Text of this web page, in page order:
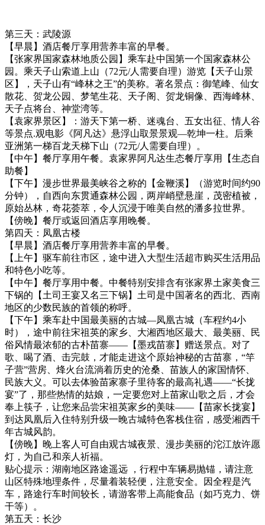
第三天：武陵源
【早晨】酒店餐厅享用营养丰富的早餐。
【张家界国家森林地质公园】乘车赴中国第一个国家森林公
园。乘天子山索道上山（72元/人需要自理）游览【天子山景
区】，天子山有“峰林之王”的美称。著名景点：御笔峰、仙女
散花、贺龙公园、梦笔生花、天子阁、贺龙铜像、西海峰林、
天子点将台、神堂湾等。
【袁家界景区】：游天下第一桥、迷魂台、五女出征、情人谷
等景点.观电影《阿凡达》悬浮山取景景观—乾坤一柱。后乘
亚洲第一梯百龙天梯下山（72元/人需要自理）。
【中午】餐厅享用午餐。袁家界阿凡达生态餐厅享用【生态自
助餐】
【下午】漫步世界最美峡谷之称的【金鞭溪】（游览时间约90
分钟），自西向东贯通森林公园，两岸峭壁悬崖，茂密植被，
原始丛林，奇花荟萃，令人沉浸于唯美自然的潘多拉世界。
【傍晚】餐厅或返回酒店享用晚餐。
第四天：凤凰古楼
【早晨】酒店餐厅享用营养丰富的早餐。
【上午】驱车前往市区，途中进入大型生活超市购买生活用品
和特色小吃等。
【中午】餐厅享用中餐。中餐特别安排含有张家界土家美食三
下锅的【土司王宴又名三下锅】土司是中国著名的西北、西南
地区的少数民族的首领的称呼。
【下午】乘车赴中国最美丽的古城—凤凰古城（车程约4小
时），途中前往宋祖英的家乡、大湘西地区最大、最美丽、民
俗风情最浓郁的古朴苗寨——【墨戎苗寨】赠送景点。对了
歌、喝了酒、击完鼓，才能走进这个原始神秘的古苗寨，“竿
子营”营房、烽火台流淌着历史的沧桑、苗族人的家国情怀、
民族大义。可以去体验苗家寨子里待客的最高礼遇——“长拢
宴”了，那些热情的姑娘，一定要您对上苗家山歌之后，才会
奉上筷子，让您来品尝宋祖英家乡的美味——【苗家长拢宴】
到达凤凰后入住特别升级一晚古城特色客栈住宿，感受湘西千
年古城风韵。
【傍晚】晚上客人可自由观古城夜景、漫步美丽的沱江放许愿
灯，为自己和亲人祈福。
贴心提示：湖南地区路途遥远 ，行程中车辆易抛锚，请注意
山区特殊地理条件，尽量着装轻便，注意安全。因全程是汽
车，路途行车时间较长，请游客带上高能食品（如巧克力、饼
干等）。
第五天：长沙